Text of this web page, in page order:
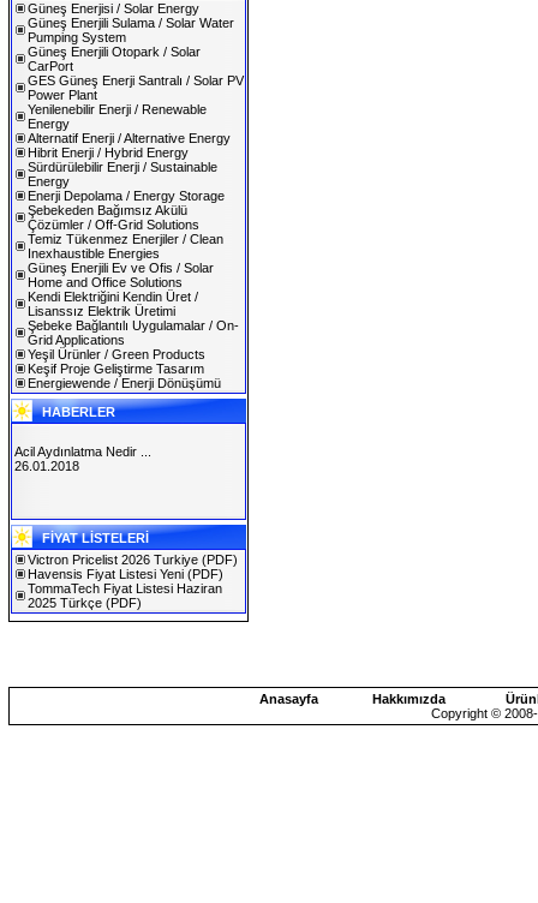
Güneş Enerjisi / Solar Energy
Güneş Enerjili Sulama / Solar Water
Pumping System
Güneş Enerjili Otopark / Solar
CarPort
GES Güneş Enerji Santralı / Solar PV
Power Plant
Yenilenebilir Enerji / Renewable
Energy
Alternatif Enerji / Alternative Energy
Hibrit Enerji / Hybrid Energy
Sürdürülebilir Enerji / Sustainable
Energy
Enerji Depolama / Energy Storage
Şebekeden Bağımsız Akülü
Çözümler / Off-Grid Solutions
Temiz Tükenmez Enerjiler / Clean
Inexhaustible Energies
Güneş Enerjili Ev ve Ofis / Solar
Home and Office Solutions
Kendi Elektriğini Kendin Üret /
Lisanssız Elektrik Üretimi
Şebeke Bağlantılı Uygulamalar / On-
Grid Applications
Yeşil Ürünler / Green Products
Keşif Proje Geliştirme Tasarım
Energiewende / Enerji Dönüşümü
HABERLER
SOLAREX ISTANBUL 2019
30.01.2019
Acil Aydınlatma Nedir ...
26.01.2018
FİYAT LİSTELERİ
Victron Pricelist 2026 Turkiye (PDF)
Havensis Fiyat Listesi Yeni (PDF)
TommaTech Fiyat Listesi Haziran
2025 Türkçe (PDF)
Anasayfa Hakkımızda
Copyright ©